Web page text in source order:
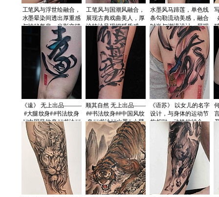
工笔风与浮世绘融合，
水墨晕染间透出厚重感
与神秘气息，光影交错
强化体积感，中式刺绣
元素点缀，尽显热血与
工笔风与国潮风融合，
展现古典戏曲美人，厚
涂技法呈现细腻质感，
色彩浓烈，民族感十足
＃花旦＃戏曲＃中国风
水墨风马蹄莲，单色线
条勾勒流动美感，融合
时尚与潮流设计，展现
身体艺术的极简张力。
＃马蹄莲＃小清新＃女
《遠》 无上出品———
#大腿纹身##书法纹身
##中国风纹身##书法##
水墨#
顺其自然 无上出品——
##书法纹身##中国风纹
身##书法##水墨# 小臂
纹身
《语苏》 以女儿的名字
设计，与身体的运动节
构相融，动静的结合，
大开大合的手法与荷花
相呼应，呈现一章，